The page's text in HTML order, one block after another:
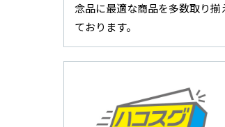
念品に最適な商品を多数取り揃
ております。